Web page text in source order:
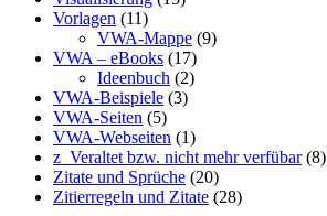
Vorlagen (11)
VWA-Mappe (9)
VWA – eBooks (17)
Ideenbuch (2)
VWA-Beispiele (3)
VWA-Seiten (5)
VWA-Webseiten (1)
z_Veraltet bzw. nicht mehr verfübar(8)
Zitate und Sprüche (20)
Zitierregeln und Zitate (28)